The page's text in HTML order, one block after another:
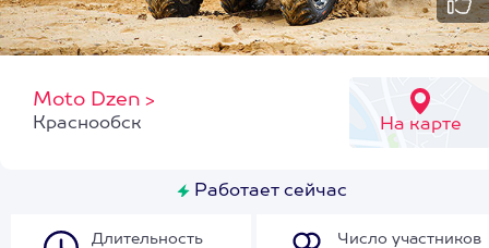
Moto Dzen >
На карте
Краснообск
Работает сейчас
Длительность
Число участников